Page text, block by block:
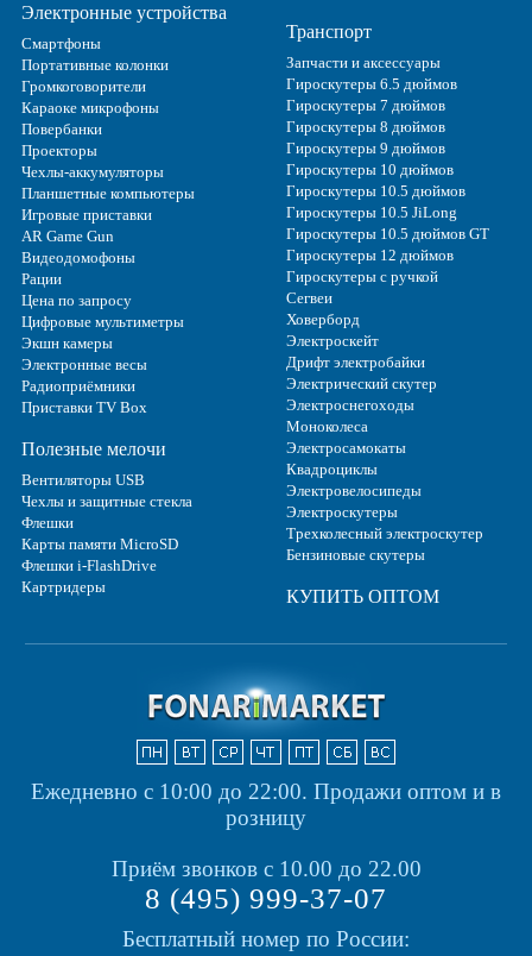
Электронные устройства
Смартфоны
Портативные колонки
Громкоговорители
Караоке микрофоны
Повербанки
Проекторы
Чехлы-аккумуляторы
Планшетные компьютеры
Игровые приставки
AR Game Gun
Видеодомофоны
Рации
Цена по запросу
Цифровые мультиметры
Экшн камеры
Электронные весы
Радиоприёмники
Приставки TV Box
Полезные мелочи
Вентиляторы USB
Чехлы и защитные стекла
Флешки
Карты памяти MicroSD
Флешки i-FlashDrive
Картридеры
Транспорт
Запчасти и аксессуары
Гироскутеры 6.5 дюймов
Гироскутеры 7 дюймов
Гироскутеры 8 дюймов
Гироскутеры 9 дюймов
Гироскутеры 10 дюймов
Гироскутеры 10.5 дюймов
Гироскутеры 10.5 JiLong
Гироскутеры 10.5 дюймов GT
Гироскутеры 12 дюймов
Гироскутеры с ручкой
Сегвеи
Ховерборд
Электроскейт
Дрифт электробайки
Электрический скутер
Электроснегоходы
Моноколеса
Электросамокаты
Квадроциклы
Электровелосипеды
Электроскутеры
Трехколесный электроскутер
Бензиновые скутеры
КУПИТЬ ОПТОМ
Ежедневно с 10:00 до 22:00. Продажи оптом и в
розницу
Приём звонков с 10.00 до 22.00
8 (495) 999-37-07
Бесплатный номер по России: